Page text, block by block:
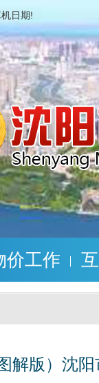
日期!
价工作
图解版）沈